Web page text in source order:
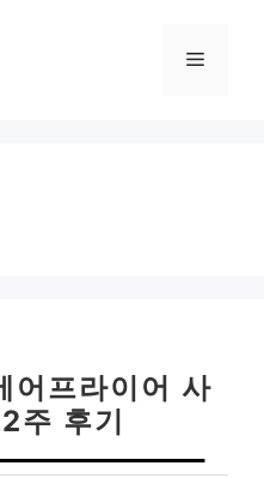
메
어프라이어 사
주 후기